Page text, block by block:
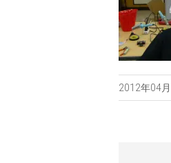
2012年04